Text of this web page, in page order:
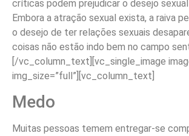
críticas podem prejudicar o desejo sexual
Embora a atração sexual exista, a raiva
o desejo de ter relações sexuais
coisas não estão indo bem no campo
[/vc_column_text][vc_single_image
img_size=”full”][vc_column_text]
Medo
Muitas pessoas temem entregar-se